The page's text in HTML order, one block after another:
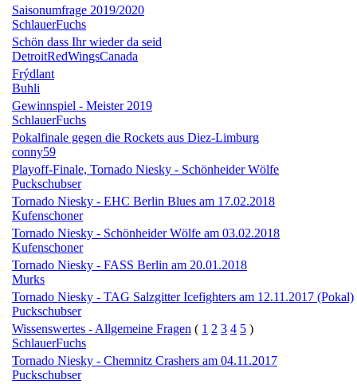
Saisonumfrage 2019/2020
SchlauerFuchs
Schön dass Ihr wieder da seid
DetroitRedWingsCanada
Frýdlant
Buhli
Gewinnspiel - Meister 2019
SchlauerFuchs
Pokalfinale gegen die Rockets aus Diez-Limburg
conny59
Playoff-Finale, Tornado Niesky - Schönheider Wölfe
Puckschubser
Tornado Niesky - EHC Berlin Blues am 17.02.2018
Kufenschoner
Tornado Niesky - Schönheider Wölfe am 03.02.2018
Kufenschoner
Tornado Niesky - FASS Berlin am 20.01.2018
Murks
Tornado Niesky - TAG Salzgitter Icefighters am 12.11.2017 (Pokal)
Puckschubser
Wissenswertes - Allgemeine Fragen ( 1 2 3 4 5 )
SchlauerFuchs
Tornado Niesky - Chemnitz Crashers am 04.11.2017
Puckschubser